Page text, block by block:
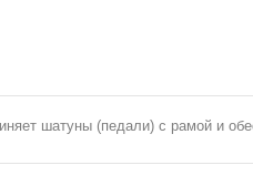
шатуны (педали) с рамой и